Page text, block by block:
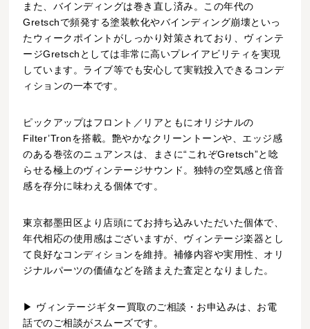
また、バインディングは巻き直し済み。この年代の
Gretschで頻発する塗装軟化やバインディング崩壊といっ
たウィークポイントがしっかり対策されており、ヴィンテ
ージGretschとしては非常に高いプレイアビリティを実現
しています。ライブ等でも安心して実戦投入できるコンデ
ィションの一本です。
ピックアップはフロント／リアともにオリジナルの
Filter’Tronを搭載。艶やかなクリーントーンや、エッジ感
のある巻弦のニュアンスは、まさに“これぞGretsch”と唸
らせる極上のヴィンテージサウンド。独特の空気感と倍音
感を存分に味わえる個体です。
東京都墨田区より店頭にてお持ち込みいただいた個体で、
年代相応の使用感はございますが、ヴィンテージ楽器とし
て良好なコンディションを維持。補修内容や実用性、オリ
ジナルパーツの価値などを踏まえた査定となりました。
▶ ヴィンテージギター買取のご相談・お申込みは、お電
話でのご相談がスムーズです。